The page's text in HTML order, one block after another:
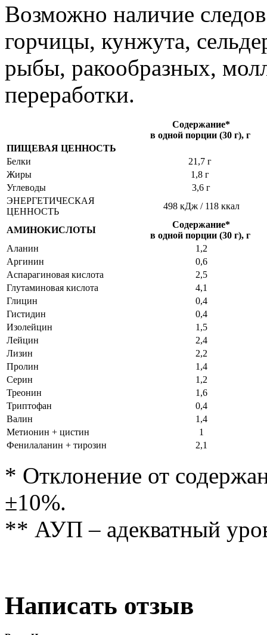
Возможно наличие
горчицы, кунжута,
рыбы, ракообразных,
переработки.
Содержание*
в одной порции (30 г), г
ПИЩЕВАЯ ЦЕННОСТЬ
Белки
21,7 г
Жиры
1,8 г
Углеводы
3,6 г
ЭНЕРГЕТИЧЕСКАЯ
ЦЕННОСТЬ
498 кДж / 118 ккал
АМИНОКИСЛОТЫ
Содержание*
в одной порции (30 г), г
Аланин
1,2
Аргинин
0,6
Аспарагиновая кислота
2,5
Глутаминовая кислота
4,1
Глицин
0,4
Гистидин
0,4
Изолейцин
1,5
Лейцин
2,4
Лизин
2,2
Пролин
1,4
Серин
1,2
Треонин
1,6
Триптофан
0,4
Валин
1,4
Метионин + цистин
1
Фенилаланин + тирозин
2,1
* Отклонение от
±10%.
** АУП – адекватный
Написать отзыв